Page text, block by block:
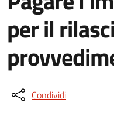
per il
Condividi